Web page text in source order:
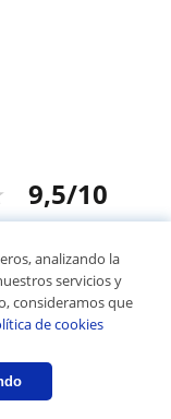
9,5/10
analizando la
servicios y
consideramos que
de cookies